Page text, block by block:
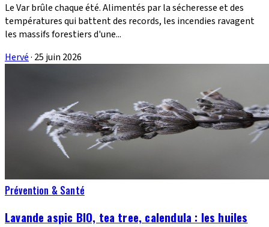
Le Var brûle chaque été. Alimentés par la sécheresse et des
températures qui battent des records, les incendies ravagent
les massifs forestiers d'une...
Hervé· 25 juin 2026
Prévention & Santé
Lavande aspic BIO, tea tree, calendula : les huiles